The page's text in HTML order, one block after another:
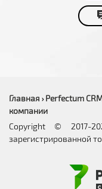
Главная › Perfectum
компании
Copyright © 2017-
зарегистрированной